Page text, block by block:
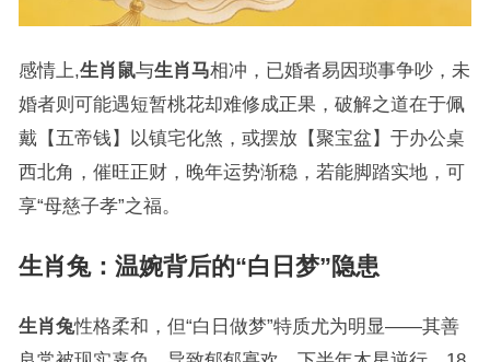
感情上,生肖鼠与生肖马相冲，已婚者易因琐事争吵，未
婚者则可能遇短暂桃花却难修成正果，破解之道在于佩
戴【五帝钱】以镇宅化煞，或摆放【聚宝盆】于办公桌
西北角，催旺正财，晚年运势渐稳，若能脚踏实地，可
享“母慈子孝”之福。
生肖兔：温婉背后的“白日梦”隐患
生肖兔性格柔和，但“白日做梦”特质尤为明显——其善